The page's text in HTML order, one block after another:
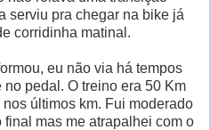
serviu pra chegar na bike já
corridinha matinal.
eu não via há tempos
pedal. O treino era 50 Km
últimos km. Fui moderado
mas me atrapalhei com o